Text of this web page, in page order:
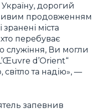
дорогий
продовженням
зранені міста
перебуває
служіння, Ви могли
d’Orient“
та надію», —
запевнив